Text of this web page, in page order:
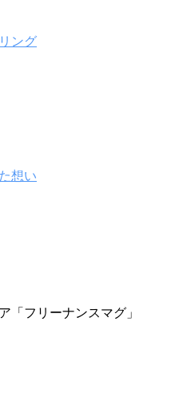
ング
想い
「フリーナンスマグ」